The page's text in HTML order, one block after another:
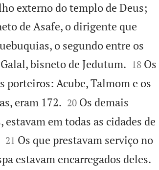
externo do templo de Deus;
de Asafe, o dirigente que
o segundo entre os
bisneto de Jedutum.
18 Os
porteiros: Acube, Talmom e os
eram 172.
20 Os demais
em todas as cidades de

21 Os que prestavam serviço no
estavam encarregados deles.